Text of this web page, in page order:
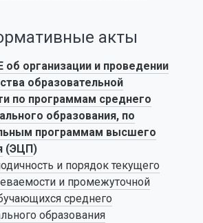
акты
организации и проведении
образовательной
по программам среднего
образования, по
программам высшего
(ЭЦП )
и порядок текущего
и промежуточной
среднего
образования